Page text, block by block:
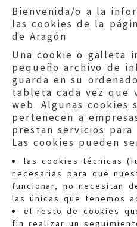
Bienvenida/o a la
las cookies de la
de Aragón
Una cookie o galleta
pequeño archivo de
guarda en su
tableta cada vez que
web. Algunas cookies
pertenecen a
prestan servicios
Las cookies pueden
las cookies técnicas
necesarias para que
funcionar, no necesitan
las únicas que tenemos
el resto de cookies
fin realizar un
diferentes
Quejas: